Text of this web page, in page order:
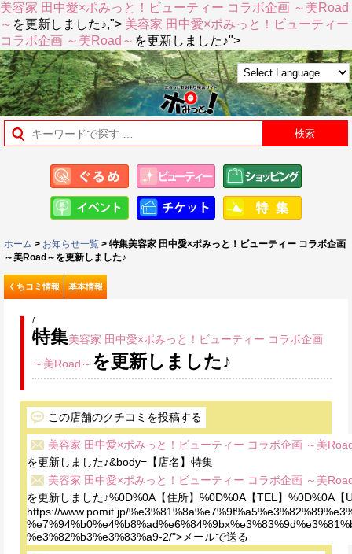
美容家 田中愛×ポみっと！ビューティー コラボ企画 ～美Road
～ を更新しました♪,"> 美容家 田中愛×ポみっと！ビューティー
コラボ企画 ～美Road～ を更新しました♪">
ホーム > お知らせ一覧 > 特集美容家 田中愛×ポみっと！ビューティー コラボ企画
～美Road～を更新しました♪
くちコミ情報 基本情報
/
特集美容家 田中愛×ポみっと！ビューティー コラボ企画
～美Road～ を更新しました♪
この店舗のクチコミを投稿する
美容家 田中愛×ポみっと！ビューティー コラボ企画 ～美
を更新しました♪&body=【店名】特集
美容家 田中愛×ポみっと！ビューティー コラボ企画 ～美
を更新しました♪%0D%0A【住所】%0D%0A【TEL】%0D%0A【
https://www.pomit.jp/
%e3%82%b3%e3%83%a9-2/">メールで送る